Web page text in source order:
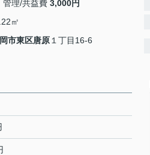
管理/共益費 3,000円
㎡
市東区唐原 １丁目16-6